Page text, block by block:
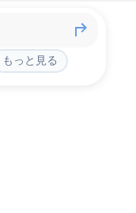
もっと見る